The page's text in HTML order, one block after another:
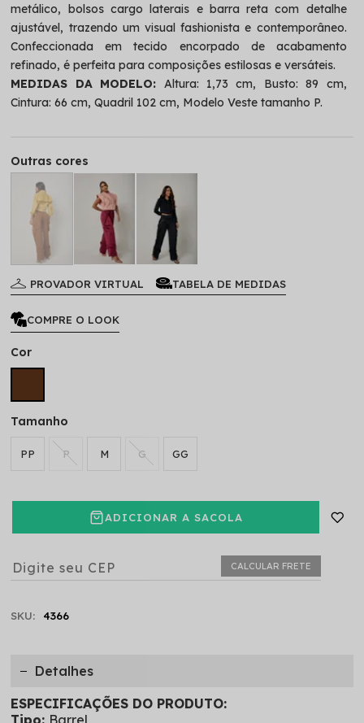
metálico, bolsos cargo laterais e barra reta com detalhe
ajustável, trazendo um visual fashionista e contemporâneo.
Confeccionada em tecido encorpado de acabamento
refinado, é perfeita para composições estilosas e versáteis.
MEDIDAS DA MODELO: Altura: 1,73 cm, Busto: 89 cm,
Cintura: 66 cm, Quadril 102 cm, Modelo Veste tamanho P.
Outras cores
PROVADOR VIRTUAL TABELA DE MEDIDAS
COMPRE O LOOK
Cor
Tamanho
PP P M G GG
ADICIONAR A SACOLA
CALCULAR FRETE
SKU: 4366
Detalhes
ESPECIFICAÇÕES DO PRODUTO:
Tipo: Barrel